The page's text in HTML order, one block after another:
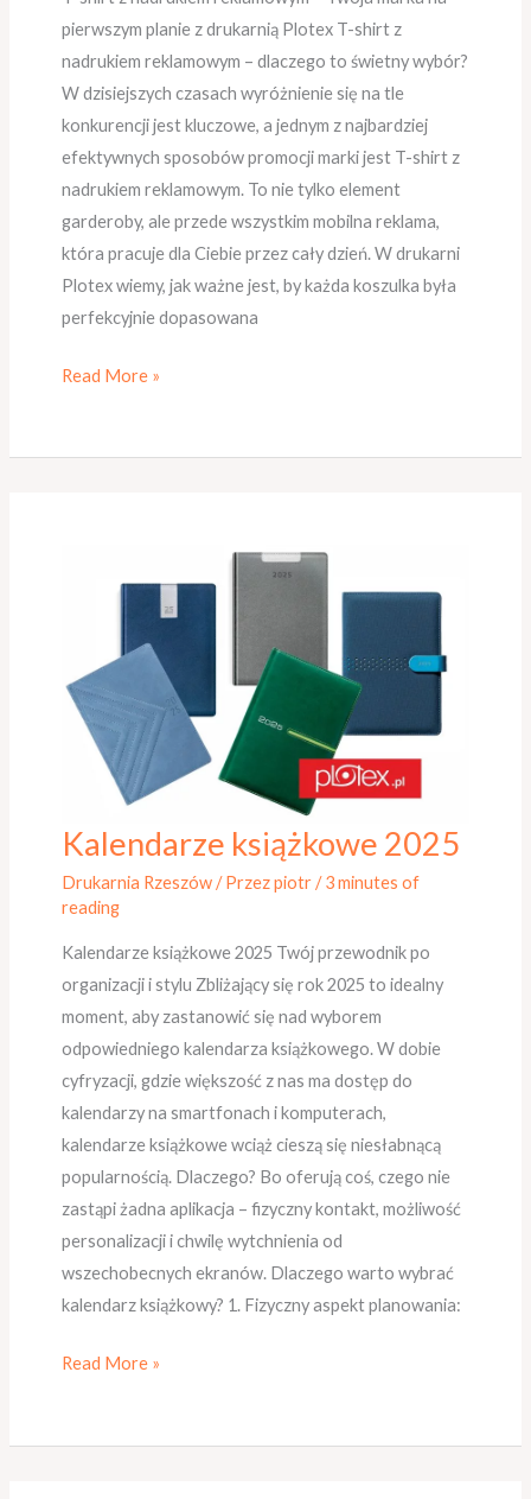
pierwszym planie z drukarnią Plotex T-shirt z
nadrukiem reklamowym – dlaczego to świetny wybór?
W dzisiejszych czasach wyróżnienie się na tle
konkurencji jest kluczowe, a jednym z najbardziej
efektywnych sposobów promocji marki jest T-shirt z
nadrukiem reklamowym. To nie tylko element
garderoby, ale przede wszystkim mobilna reklama,
która pracuje dla Ciebie przez cały dzień. W drukarni
Plotex wiemy, jak ważne jest, by każda koszulka była
perfekcyjnie dopasowana
Read More »
Kalendarze książkowe 2025
Drukarnia Rzeszów/ Przezpiotr/3 minutes of
reading
Kalendarze książkowe 2025 Twój przewodnik po
organizacji i stylu Zbliżający się rok 2025 to idealny
moment, aby zastanowić się nad wyborem
odpowiedniego kalendarza książkowego. W dobie
cyfryzacji, gdzie większość z nas ma dostęp do
kalendarzy na smartfonach i komputerach,
kalendarze książkowe wciąż cieszą się niesłabnącą
popularnością. Dlaczego? Bo oferują coś, czego nie
zastąpi żadna aplikacja – fizyczny kontakt, możliwość
personalizacji i chwilę wytchnienia od
wszechobecnych ekranów. Dlaczego warto wybrać
kalendarz książkowy? 1. Fizyczny aspekt planowania:
Kalendarze
2025
Read More »